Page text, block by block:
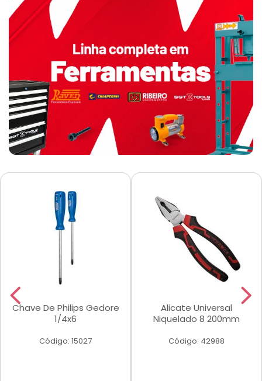
Chave De Philips Gedore
1/4x6
Código: 15027
Alicate Universal
Niquelado 8 200mm
Código: 42988